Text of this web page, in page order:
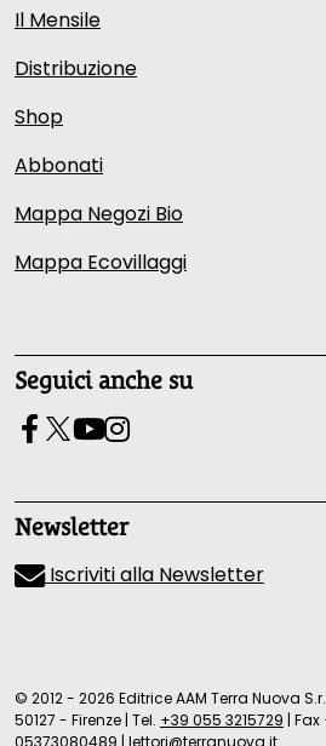
Il Mensile
Distribuzione
Shop
Abbonati
Mappa Negozi Bio
Mappa Ecovillaggi
Seguici anche su
Newsletter
Iscriviti alla Newsletter
© 2012 - 2026 Editrice AAM Terra Nuova
50127 - Firenze | Tel. +39 055 3215729 | Fax